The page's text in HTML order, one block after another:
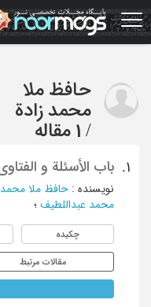
Skip
to
main
حافظ ملا
محمد زادة
/ 1 مقاله
1. باب الأسئلة و
نویسنده : حافظ ملا محمد
محمد عبداللطیف ؛
چکیده
مقالات مرتبط